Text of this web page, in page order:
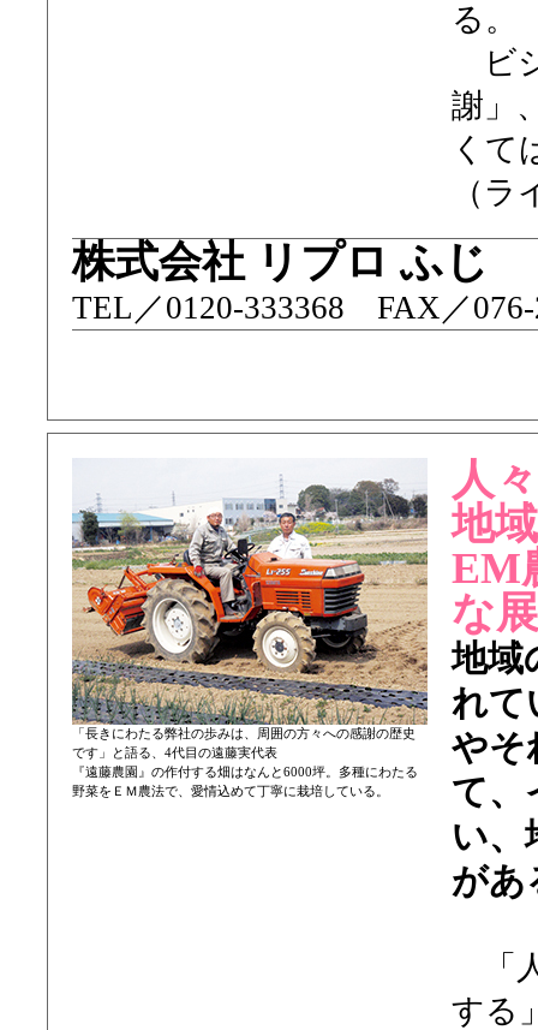
る。
ビ
謝」
くて
（
株式会社 リプロ ふじ
TEL／ 0120-333368 FAX／076-
「長きにわたる弊社の歩みは、周囲の方々への感謝の歴史
です」と語る、4代目の遠藤実代表
『遠藤農園』の作付する畑はなんと6000坪。多種にわたる
野菜をＥＭ農法で、愛情込めて丁寧に栽培している。
人
地
EM
な
地域
れて
やそ
て、
い、
があ
「
する